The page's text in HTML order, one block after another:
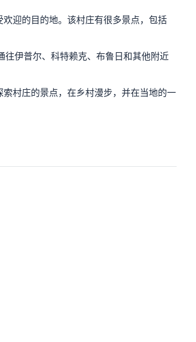
迎的目的地。该村庄有很多景点，包括
往伊普尔、科特赖克、布鲁日和其他附近
村庄的景点，在乡村漫步，并在当地的一